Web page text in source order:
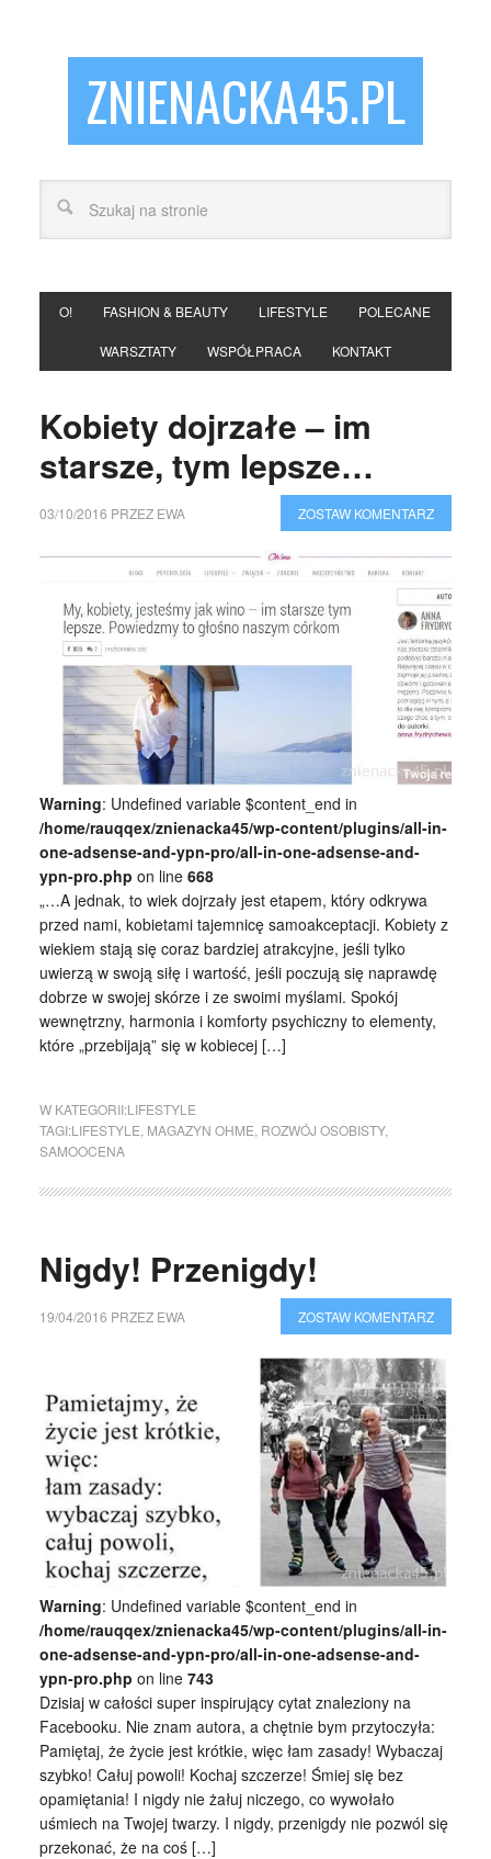
ZNIENACKA45.PL
O! FASHION & BEAUTY LIFESTYLE POLECANE
WARSZTATY WSPÓŁPRACA KONTAKT
Kobiety dojrzałe – im
starsze, tym lepsze…
03/10/2016 PRZEZ EWA ZOSTAW KOMENTARZ
Warning: Undefined variable $content_end in
/home/rauqqex/znienacka45/wp-content/plugins/all-in-
one-adsense-and-ypn-pro/all-in-one-adsense-and-
ypn-pro.php on line 668
„…A jednak, to wiek dojrzały jest etapem, który odkrywa
przed nami, kobietami tajemnicę samoakceptacji. Kobiety z
wiekiem stają się coraz bardziej atrakcyjne, jeśli tylko
uwierzą w swoją siłę i wartość, jeśli poczują się naprawdę
dobrze w swojej skórze i ze swoimi myślami. Spokój
wewnętrzny, harmonia i komforty psychiczny to elementy,
które „przebijają” się w kobiecej […]
W KATEGORII:LIFESTYLE
TAGI:LIFESTYLE MAGAZYN OHME ROZWÓJ OSOBISTY,
SAMOOCENA
Nigdy! Przenigdy!
19/04/2016 PRZEZ EWA ZOSTAW KOMENTARZ
Warning: Undefined variable $content_end in
/home/rauqqex/znienacka45/wp-content/plugins/all-in-
one-adsense-and-ypn-pro/all-in-one-adsense-and-
ypn-pro.php on line 743
Dzisiaj w całości super inspirujący cytat znaleziony na
Facebooku. Nie znam autora, a chętnie bym przytoczyła:
Pamiętaj, że życie jest krótkie, więc łam zasady! Wybaczaj
szybko! Całuj powoli! Kochaj szczerze! Śmiej się bez
opamiętania! I nigdy nie żałuj niczego, co wywołało
uśmiech na Twojej twarzy. I nigdy, przenigdy nie pozwól się
przekonać, że na coś […]